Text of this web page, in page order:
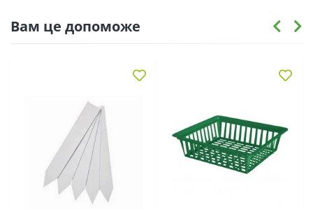
Вам це допоможе